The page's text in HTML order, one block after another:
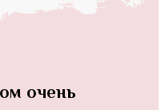
очень